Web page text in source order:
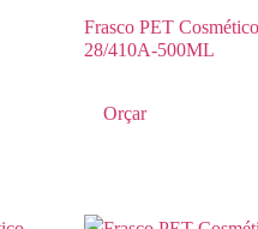
Frasco PET
28/410A-500ML
Orçar